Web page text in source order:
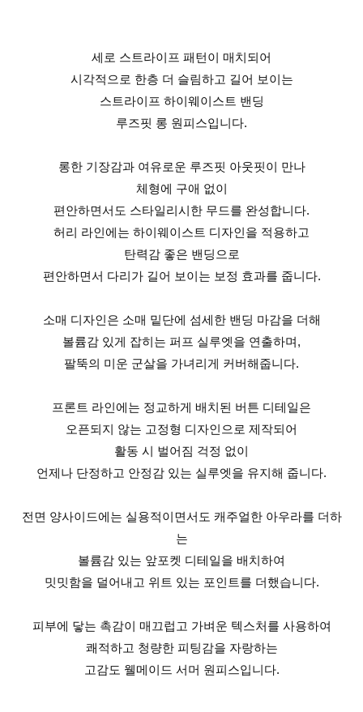
세로 스트라이프 패턴이 매치되어
시각적으로 한층 더 슬림하고 길어 보이는
스트라이프 하이웨이스트 밴딩
루즈핏 롱 원피스입니다.
롱한 기장감과 여유로운 루즈핏 아웃핏이 만나
체형에 구애 없이
편안하면서도 스타일리시한 무드를 완성합니다.
허리 라인에는 하이웨이스트 디자인을 적용하고
탄력감 좋은 밴딩으로
편안하면서 다리가 길어 보이는 보정 효과를 줍니다.
소매 디자인은 소매 밑단에 섬세한 밴딩 마감을 더해
볼륨감 있게 잡히는 퍼프 실루엣을 연출하며,
팔뚝의 미운 군살을 가녀리게 커버해줍니다.
프론트 라인에는 정교하게 배치된 버튼 디테일은
오픈되지 않는 고정형 디자인으로 제작되어
활동 시 벌어짐 걱정 없이
언제나 단정하고 안정감 있는 실루엣을 유지해 줍니다.
전면 양사이드에는 실용적이면서도 캐주얼한 아우라를 더하
는
볼륨감 있는 앞포켓 디테일을 배치하여
밋밋함을 덜어내고 위트 있는 포인트를 더했습니다.
피부에 닿는 촉감이 매끄럽고 가벼운 텍스처를 사용하여
쾌적하고 청량한 피팅감을 자랑하는